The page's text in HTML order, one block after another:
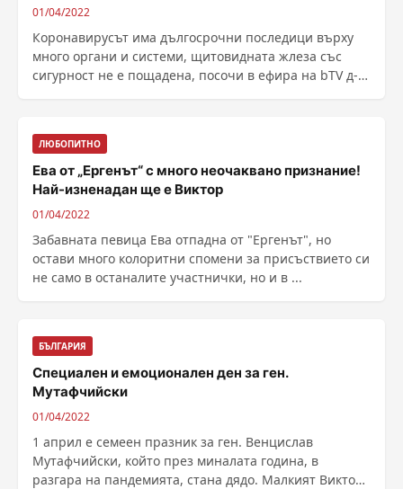
01/04/2022
Коронавирусът има дългосрочни последици върху
много органи и системи, щитовидната жлеза със
сигурност не е пощадена, посочи в ефира на bTV д-р
ЛЮБОПИТНО
Ева от „Ергенът“ с много неочаквано признание!
Най-изненадан ще е Виктор
01/04/2022
Забавната певица Ева отпадна от "Ергенът", но
остави много колоритни спомени за присъствието си
не само в останалите участнички, но и в ...
БЪЛГАРИЯ
Специален и емоционален ден за ген.
Мутафчийски
01/04/2022
1 април е семеен празник за ген. Венцислав
Мутафчийски, който през миналата година, в
разгара на пандемията, стана дядо. Малкият Виктор